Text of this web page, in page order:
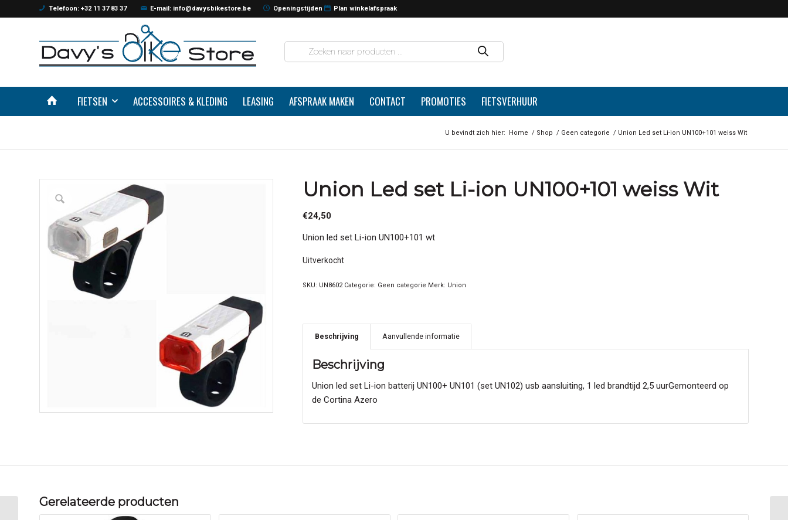
Telefoon: +32 11 37 83 37 E-mail: info@davysbikestore.be Openingstijden Plan winkelafspraak
FIETSEN ACCESSOIRES & KLEDING LEASING AFSPRAAK MAKEN CONTACT PROMOTIES FIETSVERHUUR
U bevindt zich hier: Home / Shop / Geen categorie / Union Led set Li-ion UN100+101 weiss Wit
Union Led set Li-ion UN100+101 weiss Wit
€24,50
Union led set Li-ion UN100+101 wt
Uitverkocht
SKU: UN8602 Categorie: Geen categorie Merk: Union
Beschrijving Aanvullende informatie
Beschrijving
Union led set Li-ion batterij UN100+ UN101 (set UN102) usb aansluiting, 1 led brandtijd 2,5 uurGemonteerd op
de Cortina Azero
Gerelateerde producten